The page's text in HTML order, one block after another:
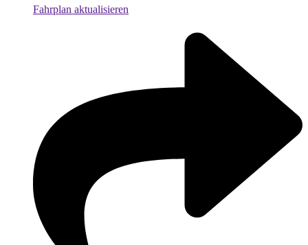
Fahrplan aktualisieren